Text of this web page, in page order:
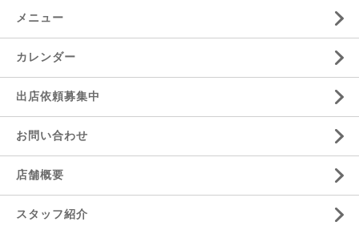
メニュー
カレンダー
出店依頼募集中
お問い合わせ
店舗概要
スタッフ紹介